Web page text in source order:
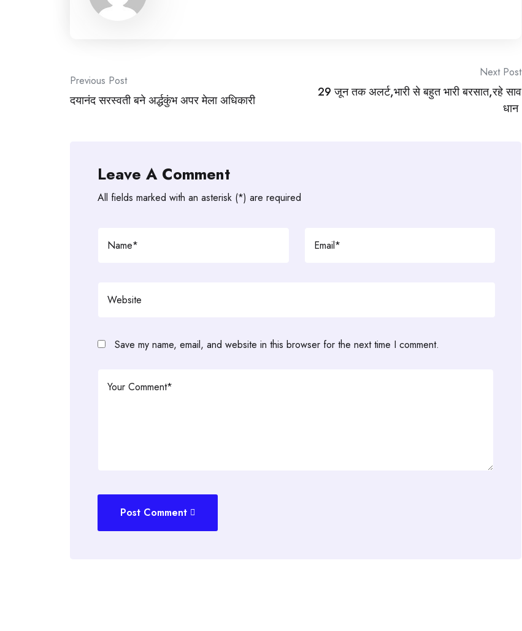
Post
navigation
Previous Post
दयानंद सरस्वती बने अर्द्धकुंभ अपर मेला अधिकारी
Next Post
29 जून तक अलर्ट,भारी से बहुत भारी बरसात,रहे साव
धान
Leave A Comment
All fields marked with an asterisk (*) are required
Save my name, email, and website in this browser for the next time I comment.
Post Comment